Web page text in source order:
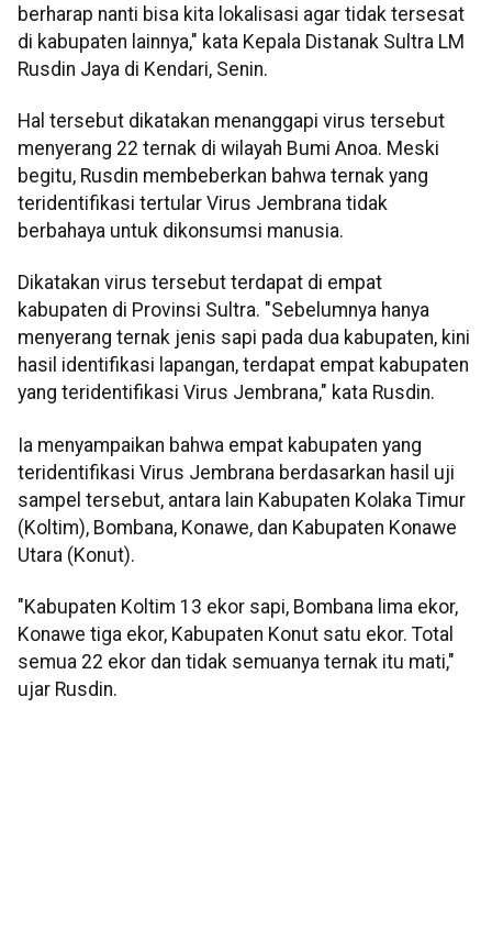
berharap nanti bisa kita lokalisasi agar tidak tersesat
di kabupaten lainnya," kata Kepala Distanak Sultra LM
Rusdin Jaya di Kendari, Senin.
Hal tersebut dikatakan menanggapi virus tersebut
menyerang 22 ternak di wilayah Bumi Anoa. Meski
begitu, Rusdin membeberkan bahwa ternak yang
teridentifikasi tertular Virus Jembrana tidak
berbahaya untuk dikonsumsi manusia.
Dikatakan virus tersebut terdapat di empat
kabupaten di Provinsi Sultra. "Sebelumnya hanya
menyerang ternak jenis sapi pada dua kabupaten, kini
hasil identifikasi lapangan, terdapat empat kabupaten
yang teridentifikasi Virus Jembrana," kata Rusdin.
Ia menyampaikan bahwa empat kabupaten yang
teridentifikasi Virus Jembrana berdasarkan hasil uji
sampel tersebut, antara lain Kabupaten Kolaka Timur
(Koltim), Bombana, Konawe, dan Kabupaten Konawe
Utara (Konut).
"Kabupaten Koltim 13 ekor sapi, Bombana lima ekor,
Konawe tiga ekor, Kabupaten Konut satu ekor. Total
semua 22 ekor dan tidak semuanya ternak itu mati,"
ujar Rusdin.